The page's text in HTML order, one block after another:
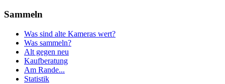
Sammeln
Was sind alte Kameras wert?
Was sammeln?
Alt gegen neu
Kaufberatung
Am Rande...
Statistik